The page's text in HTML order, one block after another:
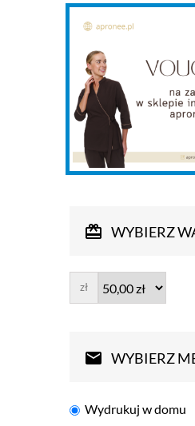
WYBIERZ
zł
WYBIERZ
Wydrukuj w domu